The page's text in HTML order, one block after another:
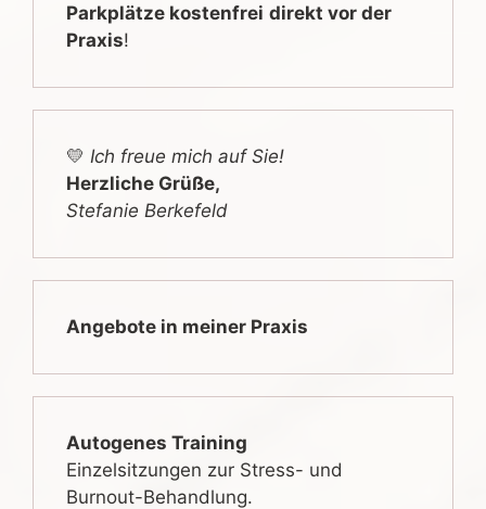
Parkplätze kostenfrei direkt vor der
Praxis!
💛 Ich freue mich auf Sie!
Herzliche Grüße,
Stefanie Berkefeld
Angebote in meiner Praxis
Autogenes Training
Einzelsitzungen zur Stress- und
Burnout-Behandlung.